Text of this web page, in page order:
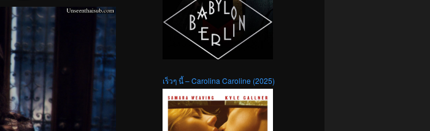
เร็วๆ นี้ – Carolina Caroline (2025)